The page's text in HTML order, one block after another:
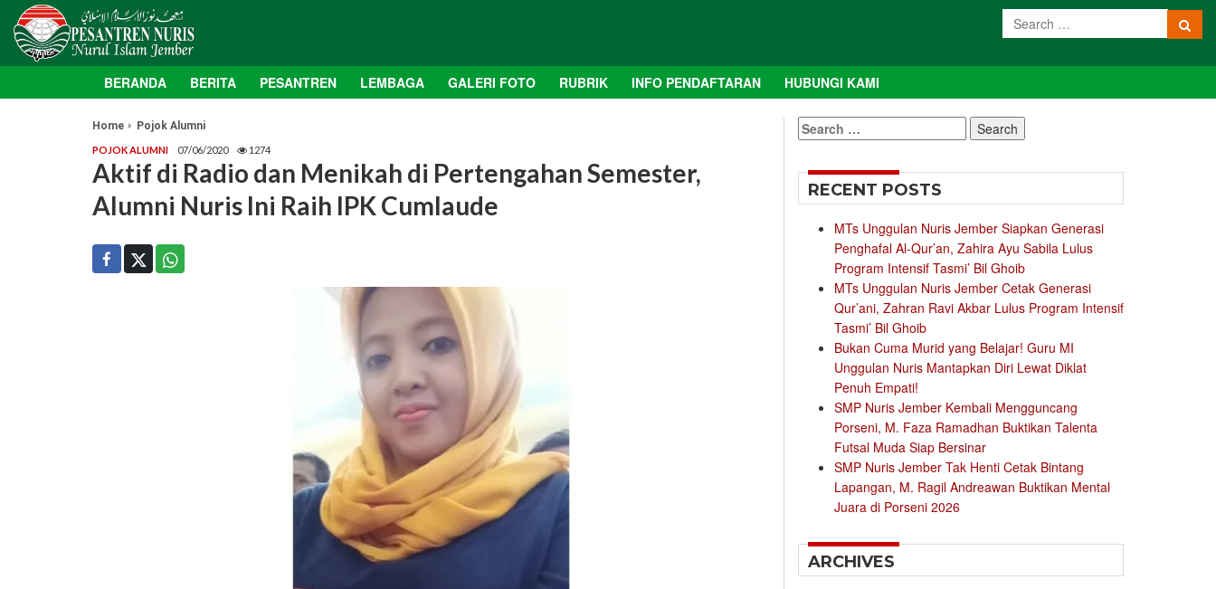
BERANDA BERITA PESANTREN LEMBAGA GALERI FOTO RUBRIK INFO PENDAFTARAN HUBUNGI KAMI
Home Pojok Alumni
POJOK ALUMNI 07/06/2020 1274
Aktif di Radio dan Menikah di Pertengahan Semester,
Alumni Nuris Ini Raih IPK Cumlaude
Search
for:
RECENT POSTS
MTs Unggulan Nuris Jember Siapkan Generasi
Penghafal Al-Qur’an, Zahira Ayu Sabila Lulus
Program Intensif Tasmi’ Bil Ghoib
MTs Unggulan Nuris Jember Cetak Generasi
Qur’ani, Zahran Ravi Akbar Lulus Program Intensif
Tasmi’ Bil Ghoib
Bukan Cuma Murid yang Belajar! Guru MI
Unggulan Nuris Mantapkan Diri Lewat Diklat
Penuh Empati!
SMP Nuris Jember Kembali Mengguncang
Porseni, M. Faza Ramadhan Buktikan Talenta
Futsal Muda Siap Bersinar
SMP Nuris Jember Tak Henti Cetak Bintang
Lapangan, M. Ragil Andreawan Buktikan Mental
Juara di Porseni 2026
ARCHIVES